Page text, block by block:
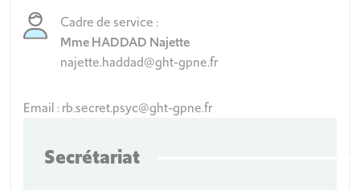
Cadre de service :
Mme HADDAD Najette
najette.haddad@ght-gpne.fr
Email : rb.secret.psyc@ght-gpne.fr
Secrétariat